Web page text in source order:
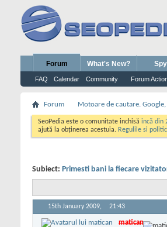
Forum
FAQ Calendar Community Forum
What's New? Spy
Forum Motoare de cautare. Google,
SeoPedia este o comunitate inchisă incă din
ajută la obținerea acestuia. Regulile si
Subiect: Primesti bani la fiecare
15th January 2009, 21:43
matican